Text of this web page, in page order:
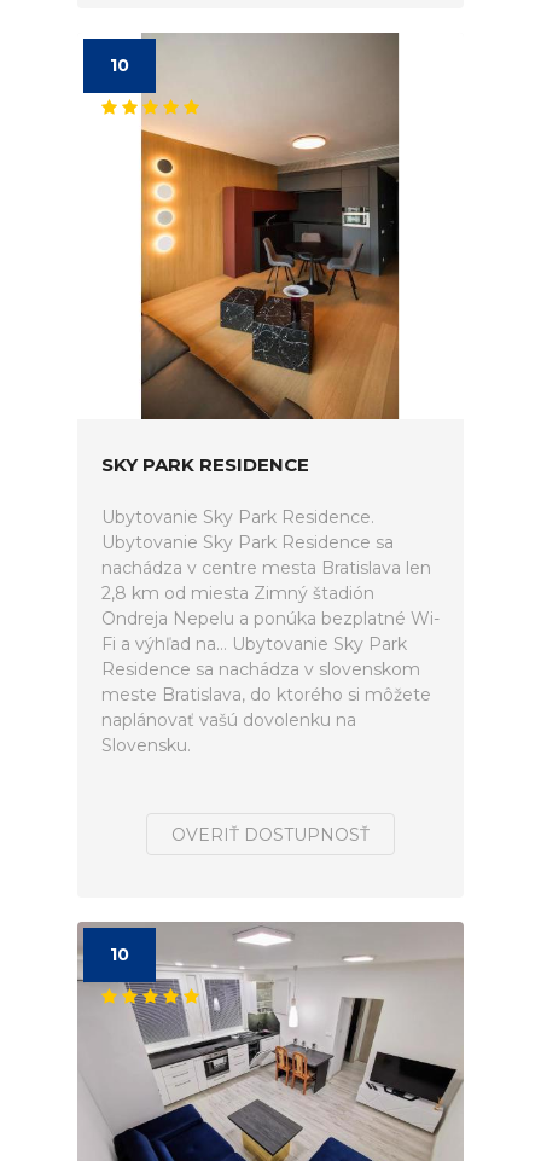
10
SKY PARK RESIDENCE
Ubytovanie Sky Park Residence.
Ubytovanie Sky Park Residence sa
nachádza v centre mesta Bratislava len
2,8 km od miesta Zimný štadión
Ondreja Nepelu a ponúka bezplatné Wi-
Fi a výhľad na... Ubytovanie Sky Park
Residence sa nachádza v slovenskom
meste Bratislava, do ktorého si môžete
naplánovať vašú dovolenku na
Slovensku.
OVERIŤ DOSTUPNOSŤ
10